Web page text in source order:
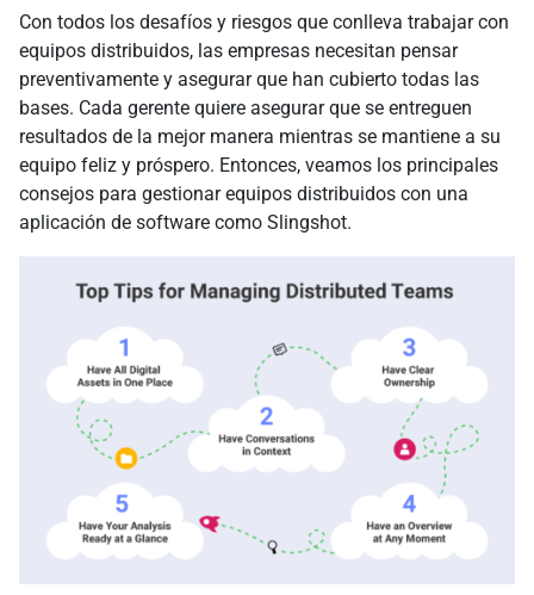
Con todos los desafíos y riesgos que conlleva trabajar con
equipos distribuidos, las empresas necesitan pensar
preventivamente y asegurar que han cubierto todas las
bases. Cada gerente quiere asegurar que se entreguen
resultados de la mejor manera mientras se mantiene a su
equipo feliz y próspero. Entonces, veamos los principales
consejos para gestionar equipos distribuidos con una
aplicación de software como Slingshot.